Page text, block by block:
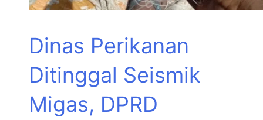
Dinas Perikanan
Ditinggal Seismik
Migas, DPRD